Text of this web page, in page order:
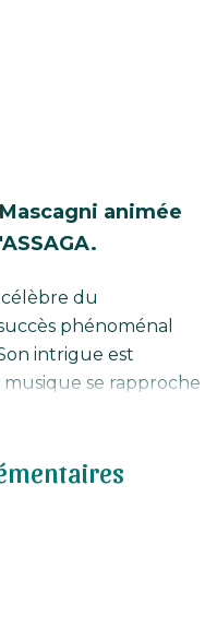
animée
du
phénoménal
intrigue est
se rapproche
du sud de l'Italie.